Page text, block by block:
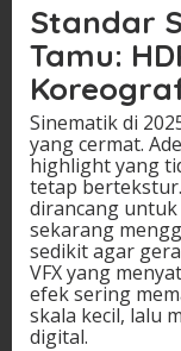
Standar
Tamu:
Sinematik di
yang cermat.
highlight yang
tetap
dirancang
sekarang
sedikit agar
VFX yang
efek sering
skala kecil, lalu
digital.